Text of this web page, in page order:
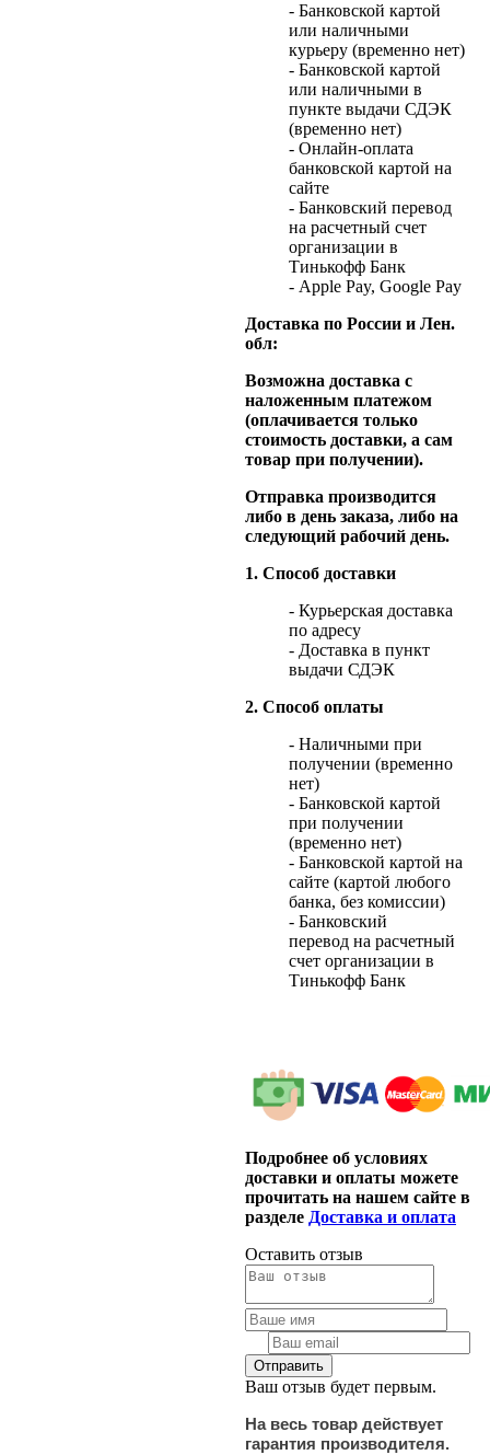
- Банковской картой
или наличными
курьеру (временно нет)
- Банковской картой
или наличными в
пункте выдачи СДЭК
(временно нет)
- Онлайн-оплата
банковской картой на
сайте
- Банковский перевод
на расчетный счет
организации в
Тинькофф Банк
- Apple Pay, Google Pay
Доставка по России и Лен.
обл:
Возможна доставка с
наложенным платежом
(оплачивается только
стоимость доставки, а сам
товар при получении).
Отправка производится
либо в день заказа, либо на
следующий рабочий день.
1. Способ доставки
- Курьерская доставка
по адресу
- Доставка в пункт
выдачи СДЭК
2. Способ оплаты
- Наличными при
получении (временно
нет)
- Банковской картой
при получении
(временно нет)
- Банковской картой на
сайте (картой любого
банка, без комиссии)
- Банковский
перевод на расчетный
счет организации в
Тинькофф Банк
Подробнее об условиях
доставки и оплаты можете
прочитать на нашем сайте в
разделе Доставка и оплата
Оставить отзыв
Ваш отзыв будет первым.
На весь товар действует
гарантия производителя.